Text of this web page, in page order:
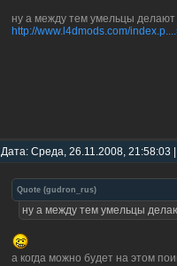
ну а между тем умельцы
http://www.l4dmods.com/
Дата: Среда, 26.11.2008,
Quote (gudron_rus)
ну а между тем умельцы
а когда можно будет на этом